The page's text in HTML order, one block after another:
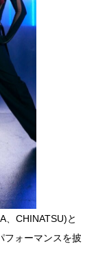
、CHINATSU)と
フォーマンスを披